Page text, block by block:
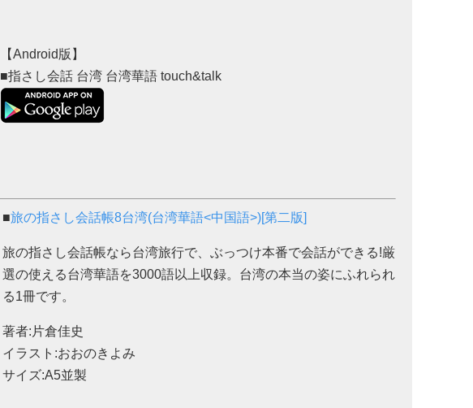
【Android版】
■指さし会話 台湾 台湾華語 touch&talk
■旅の指さし会話帳8台湾(台湾華語<中国語>)[第二版]
旅の指さし会話帳なら台湾旅行で、ぶっつけ本番で会話ができる!厳
選の使える台湾華語を3000語以上収録。台湾の本当の姿にふれられ
る1冊です。
著者:片倉佳史
イラスト:おおのきよみ
サイズ:A5並製